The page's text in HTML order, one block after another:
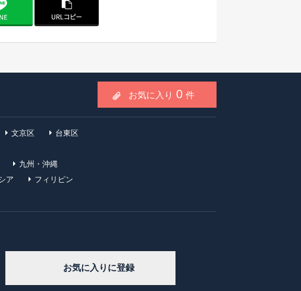
お気に入りに登録
お気に入り 0 件
文京区 台東区
九州・沖縄
ア
フィリピン